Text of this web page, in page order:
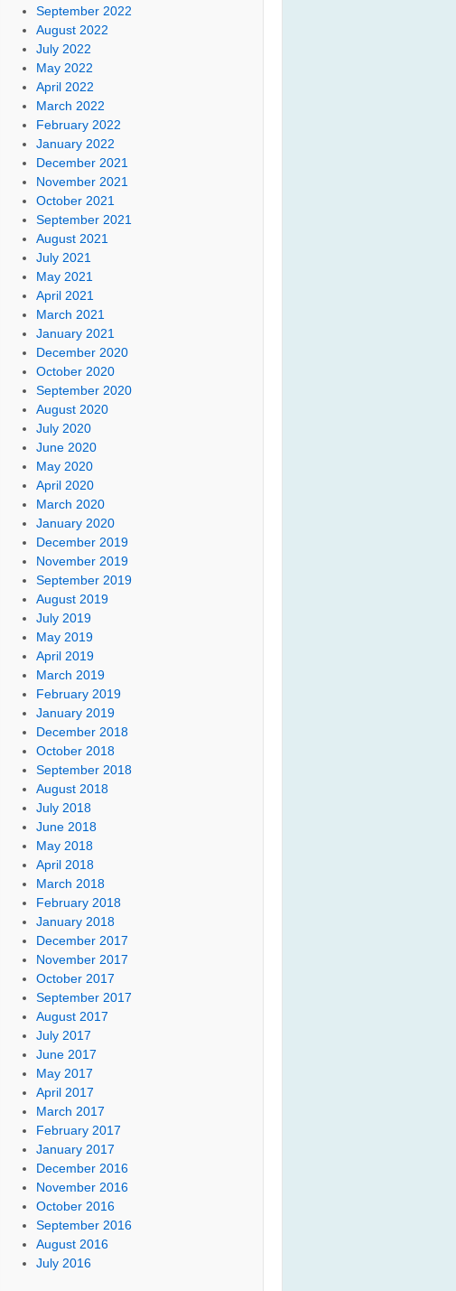
September 2022
August 2022
July 2022
May 2022
April 2022
March 2022
February 2022
January 2022
December 2021
November 2021
October 2021
September 2021
August 2021
July 2021
May 2021
April 2021
March 2021
January 2021
December 2020
October 2020
September 2020
August 2020
July 2020
June 2020
May 2020
April 2020
March 2020
January 2020
December 2019
November 2019
September 2019
August 2019
July 2019
May 2019
April 2019
March 2019
February 2019
January 2019
December 2018
October 2018
September 2018
August 2018
July 2018
June 2018
May 2018
April 2018
March 2018
February 2018
January 2018
December 2017
November 2017
October 2017
September 2017
August 2017
July 2017
June 2017
May 2017
April 2017
March 2017
February 2017
January 2017
December 2016
November 2016
October 2016
September 2016
August 2016
July 2016